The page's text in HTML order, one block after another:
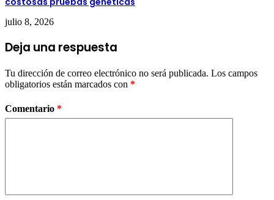
julio 8, 2026
Deja una respuesta
Tu dirección de correo electrónico no será publicada. Los campos
obligatorios están marcados con *
Comentario *